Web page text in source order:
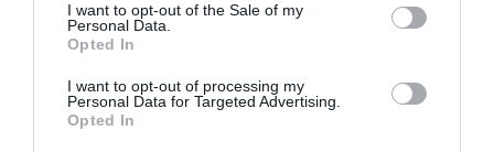
I want to opt-out of the Sale of my
Personal Data.
Opted In
I want to opt-out of processing my
Personal Data for Targeted Advertising.
Opted In